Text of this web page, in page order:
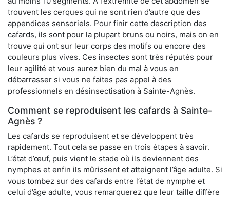
trouvent les cerques qui ne sont rien d’autre que des
appendices sensoriels. Pour finir cette description des
cafards, ils sont pour la plupart bruns ou noirs, mais on en
trouve qui ont sur leur corps des motifs ou encore des
couleurs plus vives. Ces insectes sont très réputés pour
leur agilité et vous aurez bien du mal à vous en
débarrasser si vous ne faites pas appel à des
professionnels en désinsectisation à Sainte-Agnès.
Comment se reproduisent les cafards à Sainte-
Agnès ?
Les cafards se reproduisent et se développent très
rapidement. Tout cela se passe en trois étapes à savoir.
L’état d’œuf, puis vient le stade où ils deviennent des
nymphes et enfin ils mûrissent et atteignent l’âge adulte. Si
vous tombez sur des cafards entre l’état de nymphe et
celui d’âge adulte, vous remarquerez que leur taille diffère